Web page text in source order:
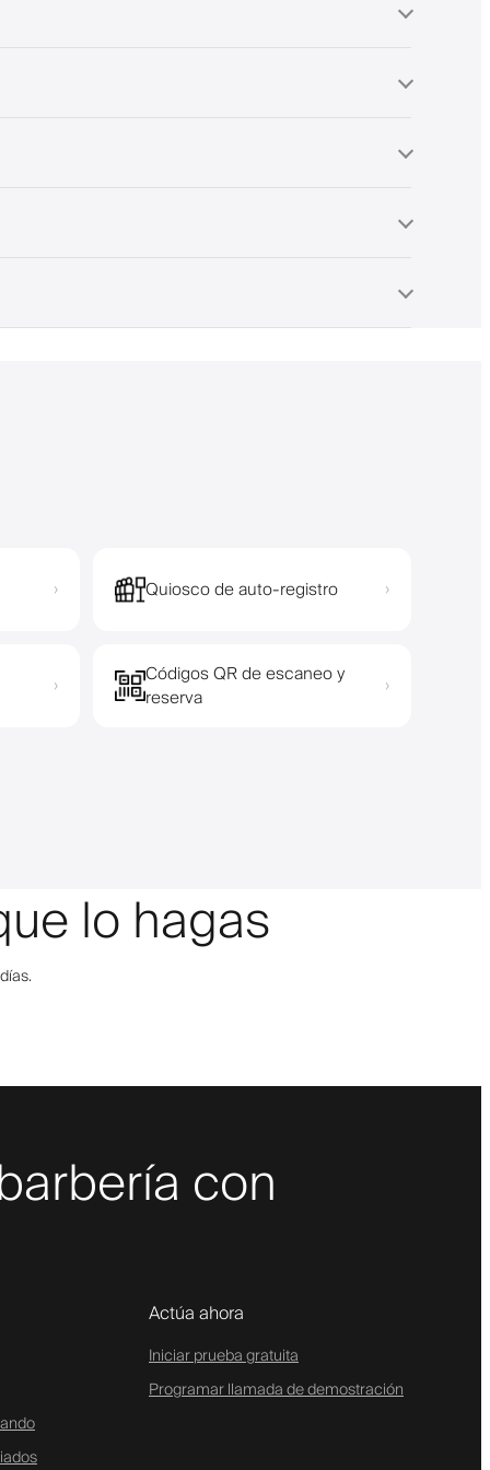
› Quiosco de auto-registro ›
›
Códigos QR de escaneo y
reserva
›
lo hagas
con
Actúa ahora
Iniciar prueba gratuita
Programar llamada de demostración